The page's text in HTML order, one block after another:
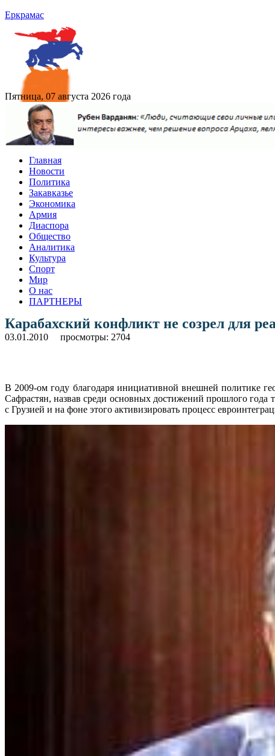
Еркрамас
Пятница, 07 августа 2026 года
Главная
Новости
Политика
Закавказье
Экономика
Армия
Диаспора
Общество
Аналитика
Культура
Спорт
Мир
О нас
ПАРТНЕРЫ
Карабахский конфликт не созрел для
03.01.2010 просмотры: 2704
В 2009-ом году благодаря инициативной внешней политике
Сафрастян, назвав среди основных достижений прошлого года
с Грузией и на фоне этого активизировать процесс